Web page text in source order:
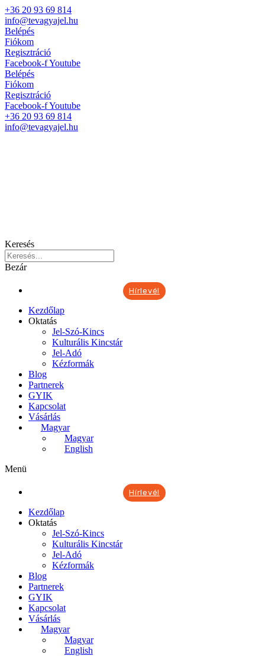
+36 20 93 69 814
info@tevagyajel.hu
Belépés
Fiókom
Regisztráció
Facebook-fYoutube
Belépés
Fiókom
Regisztráció
Facebook-fYoutube
+36 20 93 69 814
info@tevagyajel.hu
Keresés
Bezár
Hírlevél
Kezdőlap
Oktatás
Jel-Szó-Kincs
Kulturális Kincstár
Jel-Adó
Kézformák
Blog
Partnerek
GYIK
Kapcsolat
Vásárlás
Magyar
Magyar
English
Menü
Hírlevél
Kezdőlap
Oktatás
Jel-Szó-Kincs
Kulturális Kincstár
Jel-Adó
Kézformák
Blog
Partnerek
GYIK
Kapcsolat
Vásárlás
Magyar
Magyar
English